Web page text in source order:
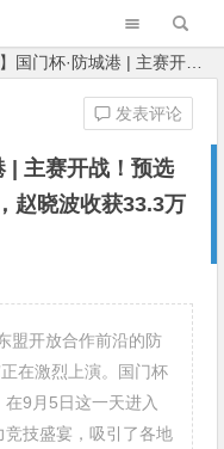
战！预选赛A组201人次参赛43人晋级，赵晓波收获33.3万记分牌一骑绝尘
| 主赛开战！预选
赵晓波收获33.3万
发表评论
盟开放合作前沿的防
在激烈上演。国门杯
9月5日这一天进入
技盛宴，吸引了各地